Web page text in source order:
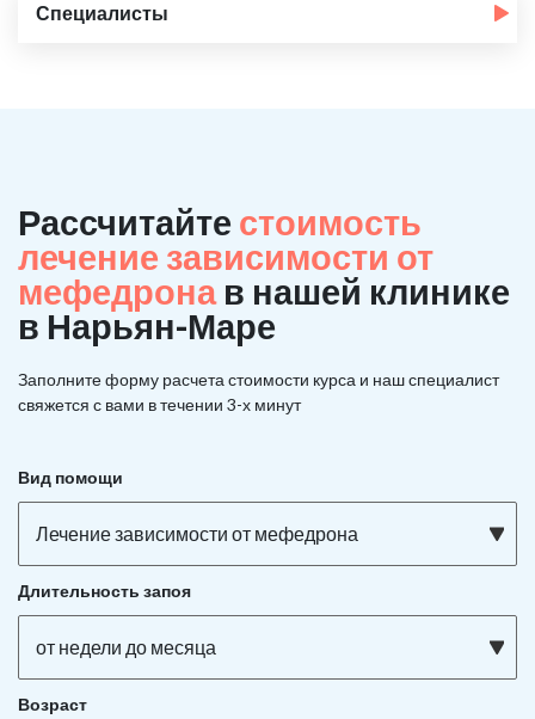
Специалисты
Рассчитайте стоимость
лечение зависимости от
мефедрона в нашей клинике
в Нарьян-Маре
Заполните форму расчета стоимости курса и наш специалист
свяжется с вами в течении 3-х минут
Вид помощи
Лечение зависимости от мефедрона
Длительность запоя
от недели до месяца
Возраст